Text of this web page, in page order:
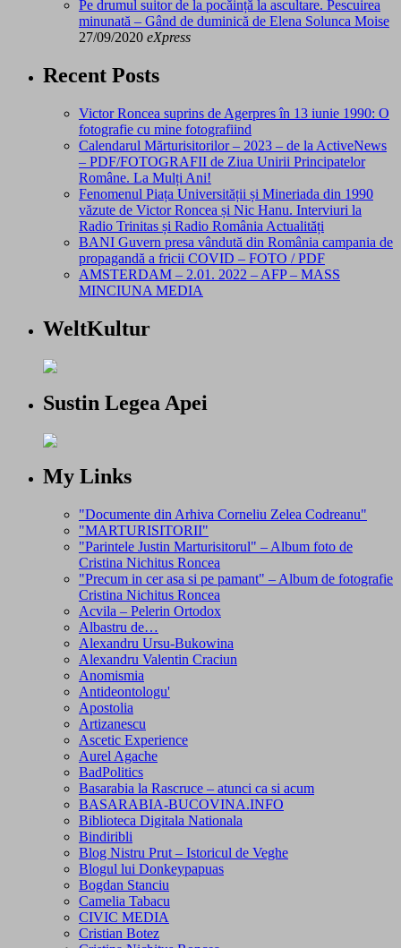
Pe drumul suitor de la pocăință la ascultare. Pescuirea
minunată – Gând de duminică de Elena Solunca Moise
27/09/2020 eXpress
Recent Posts
Victor Roncea suprins de Agerpres în 13 iunie 1990: O
fotografie cu mine fotografiind
Calendarul Mărturisitorilor – 2023 – de la ActiveNews
– PDF/FOTOGRAFII de Ziua Unirii Principatelor
Române. La Mulți Ani!
Fenomenul Piața Universității și Mineriada din 1990
văzute de Victor Roncea și Nic Hanu. Interviuri la
Radio Trinitas și Radio România Actualități
BANI Guvern presa vândută din România campania de
propagandă a fricii COVID – FOTO / PDF
AMSTERDAM – 2.01. 2022 – AFP – MASS
MINCIUNA MEDIA
WeltKultur
Sustin Legea Apei
My Links
"Documente din Arhiva Corneliu Zelea Codreanu"
"MARTURISITORII"
"Parintele Justin Marturisitorul" – Album foto de
Cristina Nichitus Roncea
"Precum in cer asa si pe pamant" – Album de fotografie
Cristina Nichitus Roncea
Acvila – Pelerin Ortodox
Albastru de…
Alexandru Ursu-Bukowina
Alexandru Valentin Craciun
Anomismia
Antideontologu'
Apostolia
Artizanescu
Ascetic Experience
Aurel Agache
BadPolitics
Basarabia la Rascruce – atunci ca si acum
BASARABIA-BUCOVINA.INFO
Biblioteca Digitala Nationala
Bindiribli
Blog Nistru Prut – Istoricul de Veghe
Blogul lui Donkeypapuas
Bogdan Stanciu
Camelia Tabacu
CIVIC MEDIA
Cristian Botez